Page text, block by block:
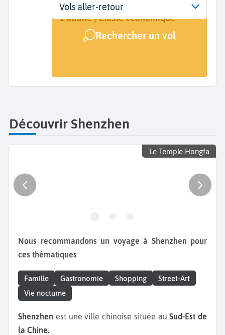
Départ
De...
Dates
Dates de votre voyage
Voyageurs | Classe
1 adulte | Classe économique
Rechercher un vol
Vols aller-retour
Découvrir Shenzhen
Le Temple Hongfa
Nous recommandons un voyage à Shenzhen pour
ces thématiques
Famille Gastronomie Shopping
Street-Art
Vie nocturne
Shenzhen est une ville chinoise située auSud-Est de
la Chine.